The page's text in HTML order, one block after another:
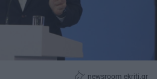
newsroom ekriti.gr